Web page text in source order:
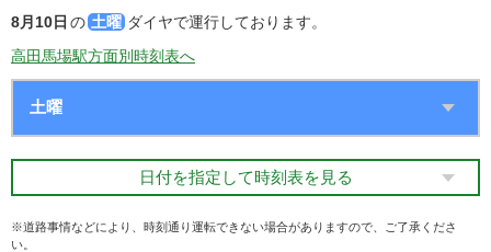
8月10日 の 土曜 ダイヤで運行しております。
高田馬場駅方面別時刻表へ
日付を指定して時刻表を見る
※道路事情などにより、時刻通り運転できない場合がありますので、ご了承くださ
い。